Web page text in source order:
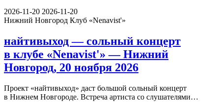
2026-11-20 2026-11-20
Нижний Новгород Клуб «Nenavist'»
найтивыход — сольный концерт
в клубе «Nenavist'» — Нижний
Новгород, 20 ноября 2026
Проект «найтивыход» даст большой сольный концерт
в Нижнем Новгороде. Встреча артиста со слушателями…